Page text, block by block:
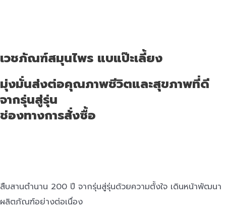
เวชภัณฑ์สมุนไพร แบแป๊ะเลี้ยง
มุ่งมั่นส่งต่อคุณภาพชีวิตและสุขภาพที่ดี
จากรุ่นสู่รุ่น
ช่องทางการสั่งซื้อ
สืบสานตำนาน 200 ปี จากรุ่นสู่รุ่นด้วยความตั้งใจ เดินหน้าพัฒนา
ผลิตภัณฑ์อย่างต่อเนื่อง